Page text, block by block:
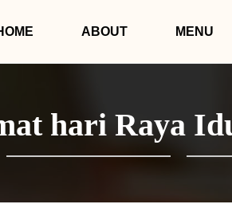
ABOUT MENU
hari Raya